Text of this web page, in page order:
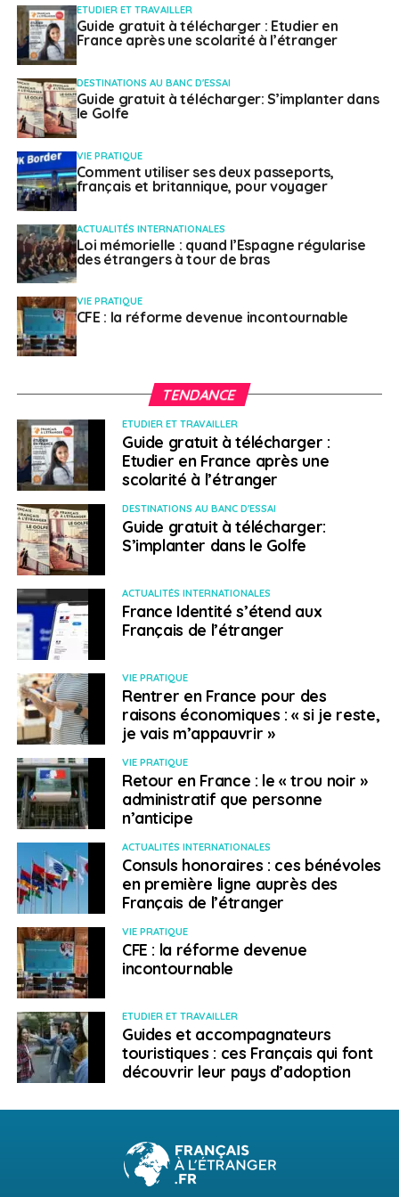
ETUDIER ET TRAVAILLER
Guide gratuit à télécharger : Etudier en
France après une scolarité à l’étranger
DESTINATIONS AU BANC D'ESSAI
Guide gratuit à télécharger: S’implanter dans
le Golfe
VIE PRATIQUE
Comment utiliser ses deux passeports,
français et britannique, pour voyager
ACTUALITÉS INTERNATIONALES
Loi mémorielle : quand l’Espagne régularise
des étrangers à tour de bras
VIE PRATIQUE
CFE : la réforme devenue incontournable
TENDANCE
ETUDIER ET TRAVAILLER
Guide gratuit à télécharger :
Etudier en France après une
scolarité à l’étranger
DESTINATIONS AU BANC D'ESSAI
Guide gratuit à télécharger:
S’implanter dans le Golfe
ACTUALITÉS INTERNATIONALES
France Identité s’étend aux
Français de l’étranger
VIE PRATIQUE
Rentrer en France pour des
raisons économiques : « si je reste,
je vais m’appauvrir »
VIE PRATIQUE
Retour en France : le « trou noir »
administratif que personne
n’anticipe
ACTUALITÉS INTERNATIONALES
Consuls honoraires : ces bénévoles
en première ligne auprès des
Français de l’étranger
VIE PRATIQUE
CFE : la réforme devenue
incontournable
ETUDIER ET TRAVAILLER
Guides et accompagnateurs
touristiques : ces Français qui font
découvrir leur pays d’adoption